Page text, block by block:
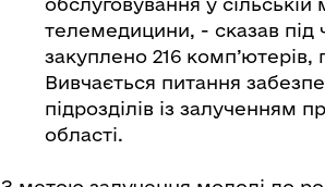
телемедицини, - сказав
закуплено 216
Вивчається питання
підрозділів із залученням
області.